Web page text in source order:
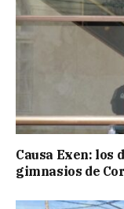
Causa Exen: los
gimnasios de